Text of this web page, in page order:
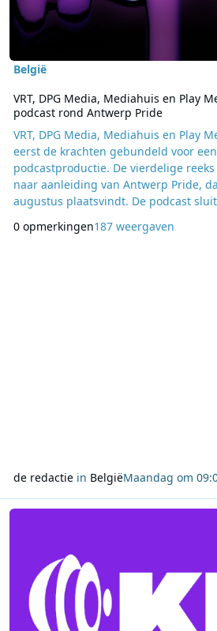
België
VRT, DPG Media, Mediahuis en Play
podcast rond Antwerp Pride
VRT, DPG Media, Mediahuis en Play
eerst de krachten gebundeld voor
podcastproductie. De vierdelige
naar aanleiding van Antwerp Pride,
augustus plaatsvindt. De podcast
angst en jezelf kunnen zijn, met
0 opmerkingen187 weergaven
de redactiein BelgiëMaandag om
Lees meer over KL85 blikt terug op